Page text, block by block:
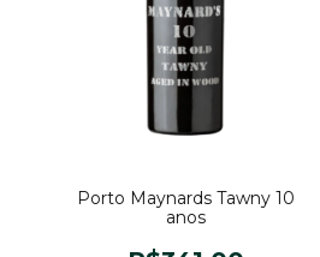
Porto Maynards Tawny 10
anos